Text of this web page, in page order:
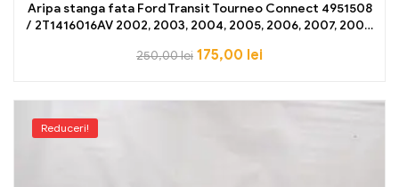
Aripa stanga fata Ford Transit Tourneo Connect 4951508
/ 2T1416016AV 2002, 2003, 2004, 2005, 2006, 2007, 2008,
250,00lei 175,00 lei
Reduceri!